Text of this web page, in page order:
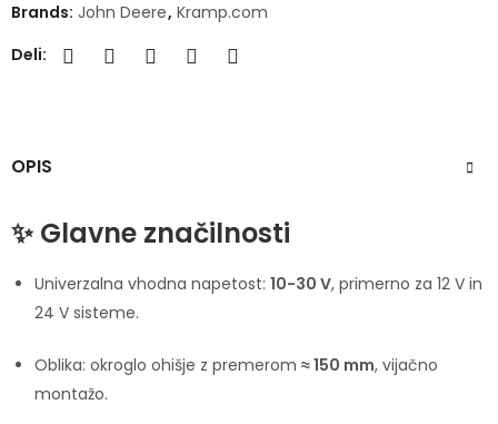
Brands: John Deere, Kramp.com
Deli:
OPIS
✨ Glavne značilnosti
Univerzalna vhodna napetost: 10-30 V, primerno za 12 V in
24 V sisteme.
Oblika: okroglo ohišje z premerom ≈ 150 mm, vijačno
montažo.